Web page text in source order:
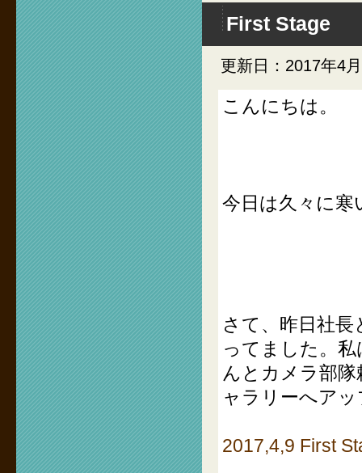
First Stage
更新日：2017年4
こんにちは。
今日は久々に
さて、昨日社
ってました。
んとカメラ部
ャラリーへア
2017,4,9 First